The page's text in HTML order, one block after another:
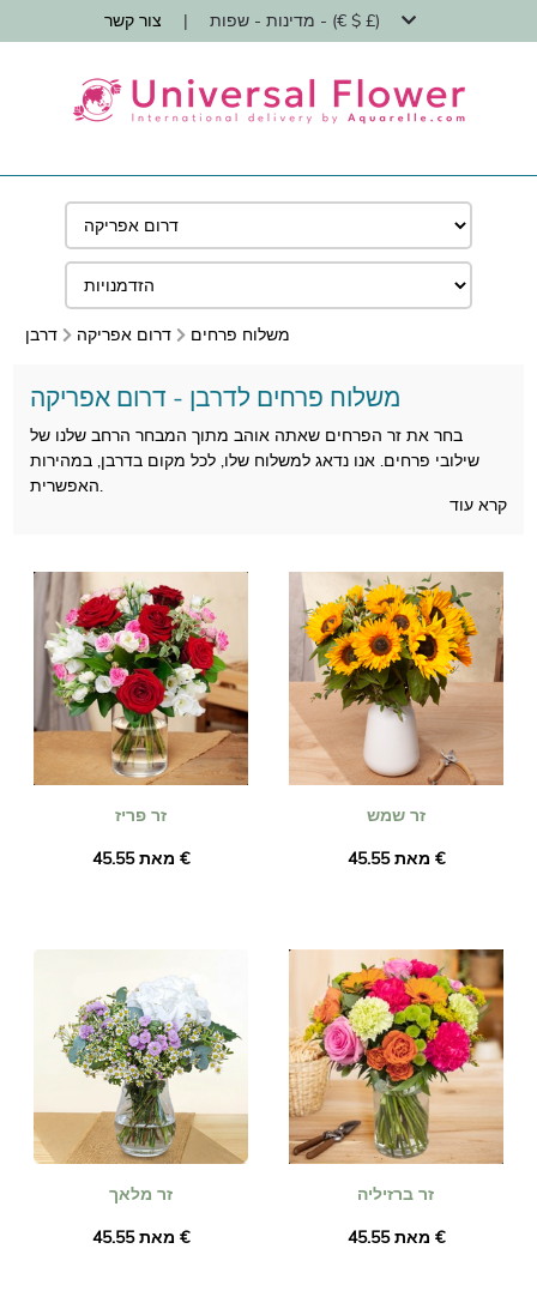
צור קשר | מדינות - שפות - (€ $ £)
משלוח פרחים דרום אפריקה דרבן
משלוח פרחים לדרבן - דרום אפריקה
בחר את זר הפרחים שאתה אוהב מתוך המבחר הרחב שלנו של
שילובי פרחים. אנו נדאג למשלוח שלו, לכל מקום בדרבן, במהירות
האפשרית.
שהזמנתם זהה לחלוטין לזה שאנו מספקים לכם. כדי לוודא שזה אותו
אחד, אנחנו תמיד מצלמים אותו ושולחים לך במייל.
קרא עוד
זר פריז
מאת ‏45.55 €
זר שמש
מאת ‏45.55 €
זר מלאך
מאת ‏45.55 €
זר ברזיליה
מאת ‏45.55 €